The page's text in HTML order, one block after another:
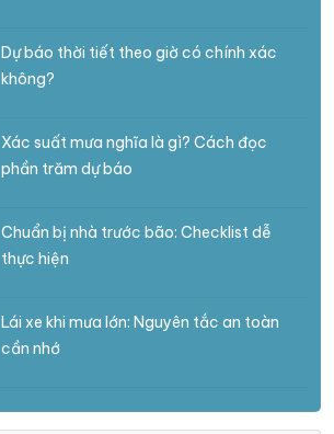
Dự báo thời tiết theo giờ có chính xác
không?
Xác suất mưa nghĩa là gì? Cách đọc
phần trăm dự báo
Chuẩn bị nhà trước bão: Checklist dễ
thực hiện
Lái xe khi mưa lớn: Nguyên tắc an toàn
cần nhớ